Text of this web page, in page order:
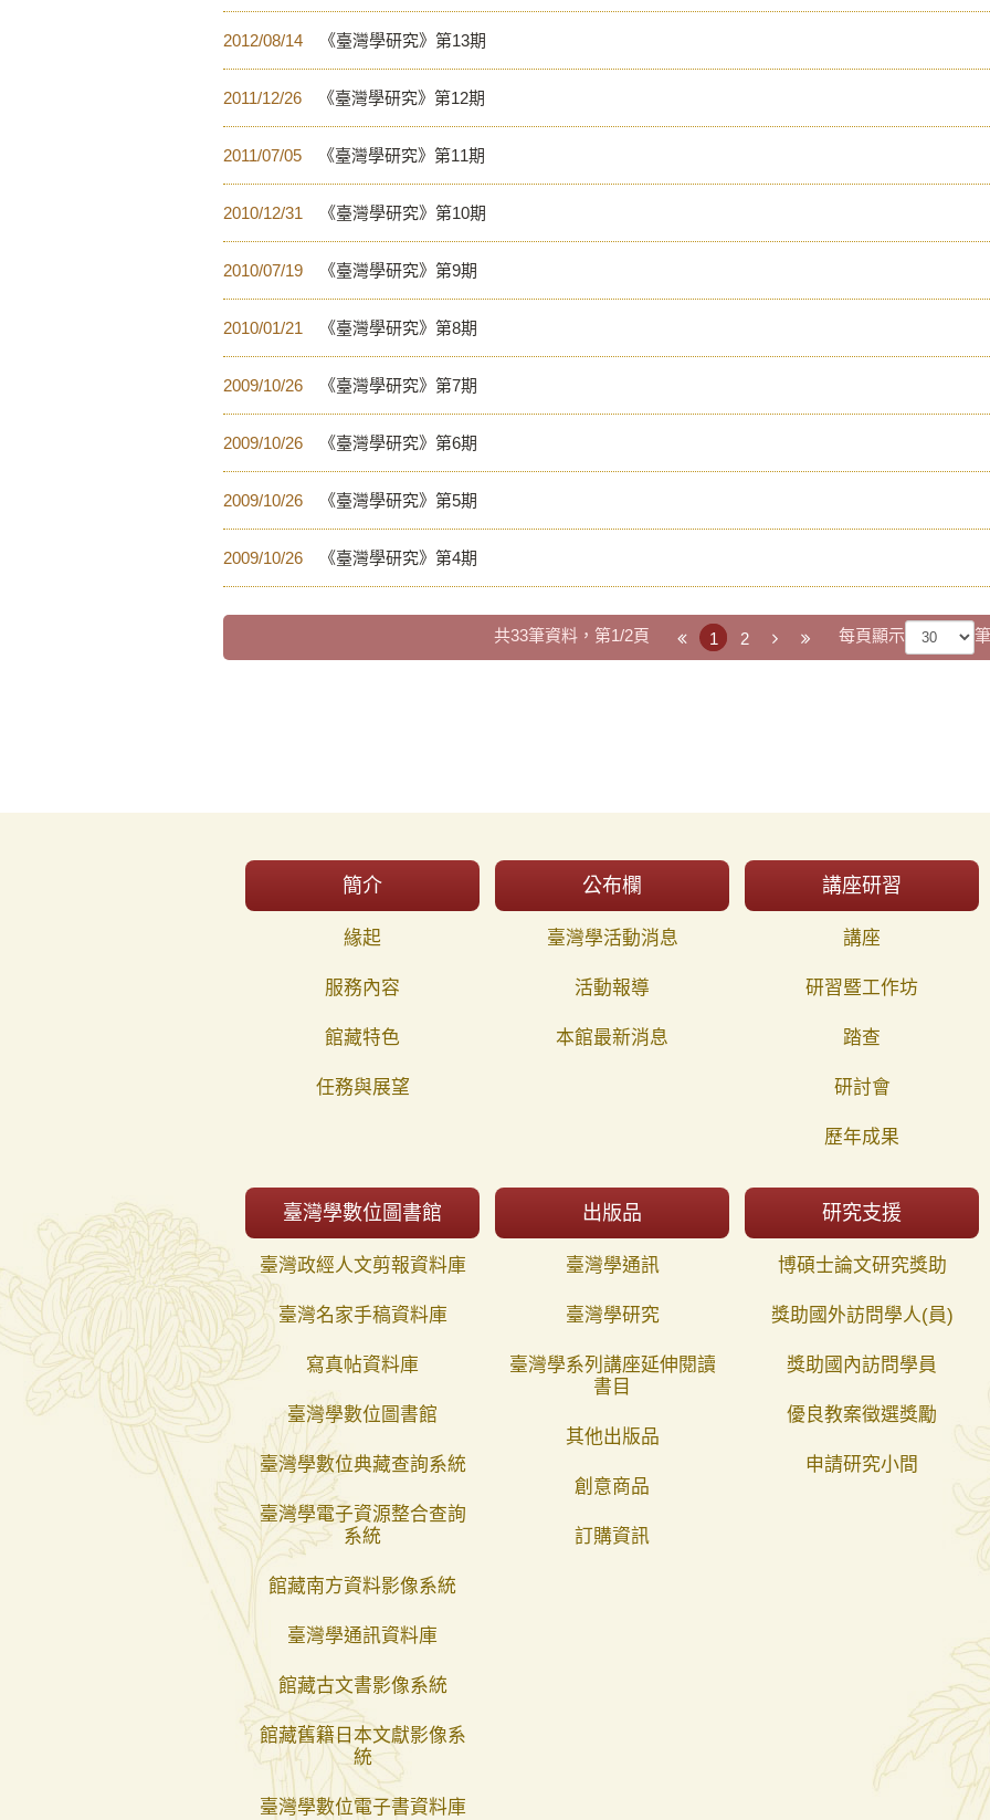
2012/08/14 《臺灣學研究》第13期
2011/12/26 《臺灣學研究》第12期
2011/07/05 《臺灣學研究》第11期
2010/12/31 《臺灣學研究》第10期
2010/07/19 《臺灣學研究》第9期
2010/01/21 《臺灣學研究》第8期
2009/10/26 《臺灣學研究》第7期
2009/10/26 《臺灣學研究》第6期
2009/10/26 《臺灣學研究》第5期
2009/10/26 《臺灣學研究》第4期
共33筆資料，第1/2頁 1 2 每頁顯示 筆
簡介
緣起
服務內容
館藏特色
任務與展望
公布欄
臺灣學活動消息
活動報導
本館最新消息
講座研習
講座
研習暨工作坊
踏查
研討會
歷年成果
臺灣學數位圖書館
臺灣政經人文剪報資料庫
臺灣名家手稿資料庫
寫真帖資料庫
臺灣學數位圖書館
臺灣學數位典藏查詢系統
臺灣學電子資源整合查詢
系統
館藏南方資料影像系統
臺灣學通訊資料庫
館藏古文書影像系統
館藏舊籍日本文獻影像系
統
臺灣學數位電子書資料庫
出版品
臺灣學通訊
臺灣學研究
臺灣學系列講座延伸閱讀
書目
其他出版品
創意商品
訂購資訊
研究支援
博碩士論文研究獎助
獎助國外訪問學人(員)
獎助國內訪問學員
優良教案徵選獎勵
申請研究小間